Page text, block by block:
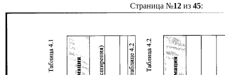
Страница №12из 45: